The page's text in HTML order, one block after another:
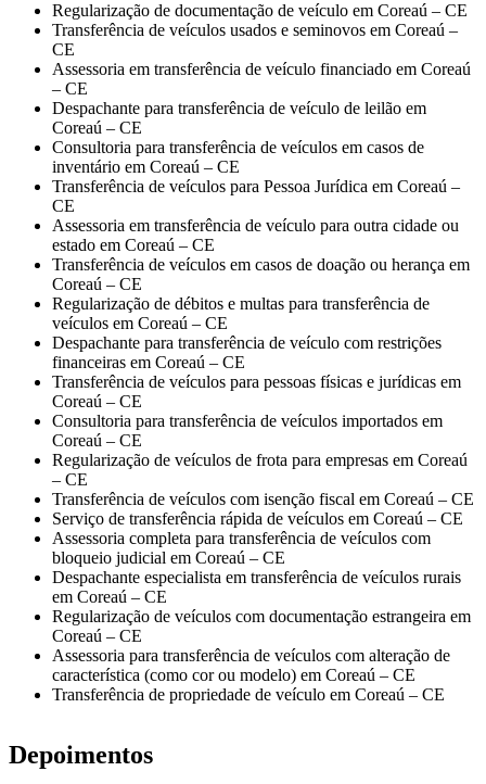
Regularização de documentação de veículo em Coreaú – CE
Transferência de veículos usados e seminovos em Coreaú –
CE
Assessoria em transferência de veículo financiado em Coreaú
– CE
Despachante para transferência de veículo de leilão em
Coreaú – CE
Consultoria para transferência de veículos em casos de
inventário em Coreaú – CE
Transferência de veículos para Pessoa Jurídica em Coreaú –
CE
Assessoria em transferência de veículo para outra cidade ou
estado em Coreaú – CE
Transferência de veículos em casos de doação ou herança em
Coreaú – CE
Regularização de débitos e multas para transferência de
veículos em Coreaú – CE
Despachante para transferência de veículo com restrições
financeiras em Coreaú – CE
Transferência de veículos para pessoas físicas e jurídicas em
Coreaú – CE
Consultoria para transferência de veículos importados em
Coreaú – CE
Regularização de veículos de frota para empresas em Coreaú
– CE
Transferência de veículos com isenção fiscal em Coreaú – CE
Serviço de transferência rápida de veículos em Coreaú – CE
Assessoria completa para transferência de veículos com
bloqueio judicial em Coreaú – CE
Despachante especialista em transferência de veículos rurais
em Coreaú – CE
Regularização de veículos com documentação estrangeira em
Coreaú – CE
Assessoria para transferência de veículos com alteração de
característica (como cor ou modelo) em Coreaú – CE
Transferência de propriedade de veículo em Coreaú – CE
Depoimentos